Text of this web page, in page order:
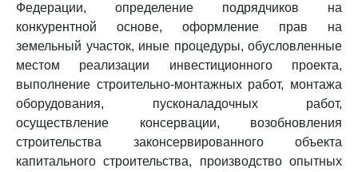
Федерации, определение подрядчиков на
конкурентной основе, оформление прав на
земельный участок, иные процедуры, обусловленные
местом реализации инвестиционного проекта,
выполнение строительно-монтажных работ, монтажа
оборудования, пусконаладочных работ,
осуществление консервации, возобновления
строительства законсервированного объекта
капитального строительства, производство опытных